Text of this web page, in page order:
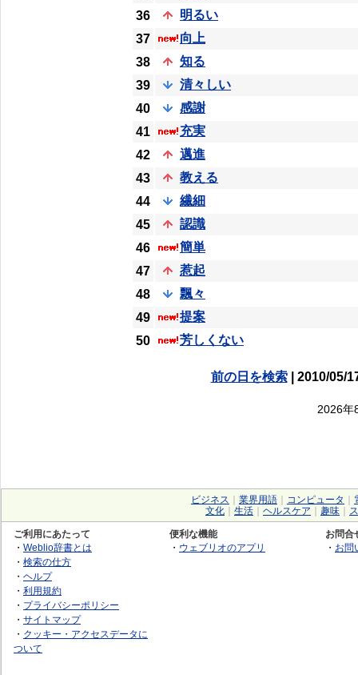
36
明るい
37
向上
38
知る
39
清々しい
40
感謝
41
充実
42
邁進
43
教える
44
繊細
45
認識
46
簡単
47
惹起
48
飄々
49
提案
50
芳しくない
前の日を検索| 2010/05/
2026年
ビジネス 業界用語 コンピュータ
文化
生活 ヘルスケア 趣味
ご利用にあたって
・ Weblio辞書とは
・ 検索の仕方
・ ヘルプ
・ 利用規約
・ プライバシーポリシー
・ サイトマップ
・ クッキー・アクセスデータに
ついて
便利な機能
・ ウェブリオのアプリ
お問合
・ お問